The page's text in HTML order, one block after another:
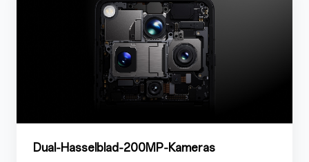
Dual‑Hasselblad‑200MP‑Kameras